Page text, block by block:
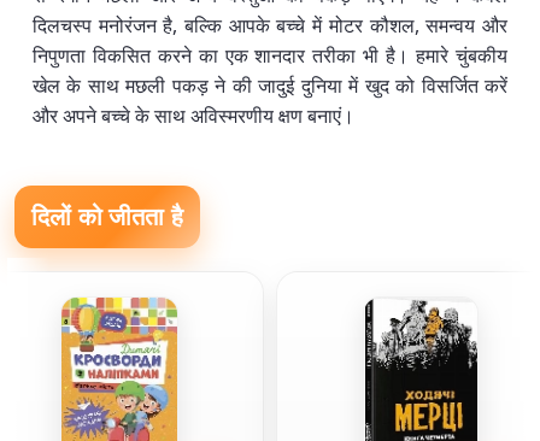
दिलचस्प मनोरंजन है, बल्कि आपके बच्चे में मोटर कौशल, समन्वय और
निपुणता विकसित करने का एक शानदार तरीका भी है। हमारे चुंबकीय
खेल के साथ मछली पकड़ ने की जादुई दुनिया में खुद को विसर्जित करें
और अपने बच्चे के साथ अविस्मरणीय क्षण बनाएं।
दिलों को जीतता है